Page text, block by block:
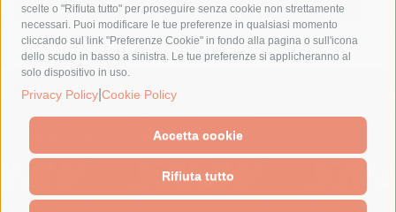
scelte o "Rifiuta tutto" per proseguire senza cookie non strettamente
necessari. Puoi modificare le tue preferenze in qualsiasi momento
cliccando sul link "Preferenze Cookie" in fondo alla pagina o sull'icona
dello scudo in basso a sinistra. Le tue preferenze si applicheranno al
solo dispositivo in uso.
Privacy Policy Cookie Policy
Accetta cookie
Rifiuta tutto
turismo
Vico Equense villa fiorentino vincenzo de luca
© 2015 SorrentoPress. All rights reserved.
Il giornale online della Penisola Sorrentina
Cookie Policy